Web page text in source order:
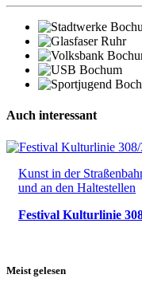
Auch interessant
Kunst in der
und an den Haltestellen
Festival Kulturlinie
Meist gelesen